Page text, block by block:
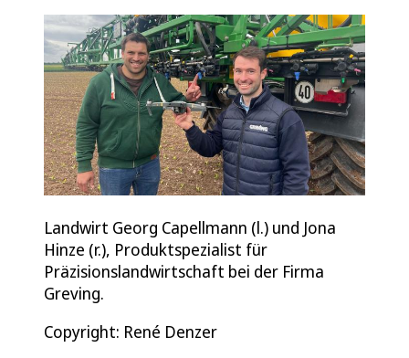
Landwirt Georg Capellmann (l.) und Jona
Hinze (r.), Produktspezialist für
Präzisionslandwirtschaft bei der Firma
Greving.
Copyright: René Denzer